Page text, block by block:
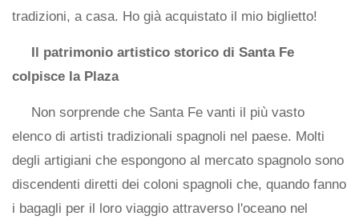
tradizioni, a casa. Ho già acquistato il mio biglietto!
Il patrimonio artistico storico di Santa Fe
colpisce la Plaza
Non sorprende che Santa Fe vanti il ​​più vasto
elenco di artisti tradizionali spagnoli nel paese. Molti
degli artigiani che espongono al mercato spagnolo sono
discendenti diretti dei coloni spagnoli che, quando fanno
i bagagli per il loro viaggio attraverso l'oceano nel